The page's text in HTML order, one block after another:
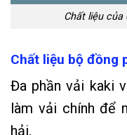
Chất liệu của
Chất liệu bộ đồng
Đa phần vải kaki
làm vải chính để
hải.